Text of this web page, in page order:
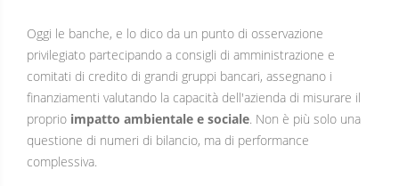
Oggi le banche, e lo dico da un punto di osservazione
privilegiato partecipando a consigli di amministrazione e
comitati di credito di grandi gruppi bancari, assegnano i
finanziamenti valutando la capacità dell'azienda di misurare il
proprio impatto ambientale e sociale. Non è più solo una
questione di numeri di bilancio, ma di performance
complessiva.